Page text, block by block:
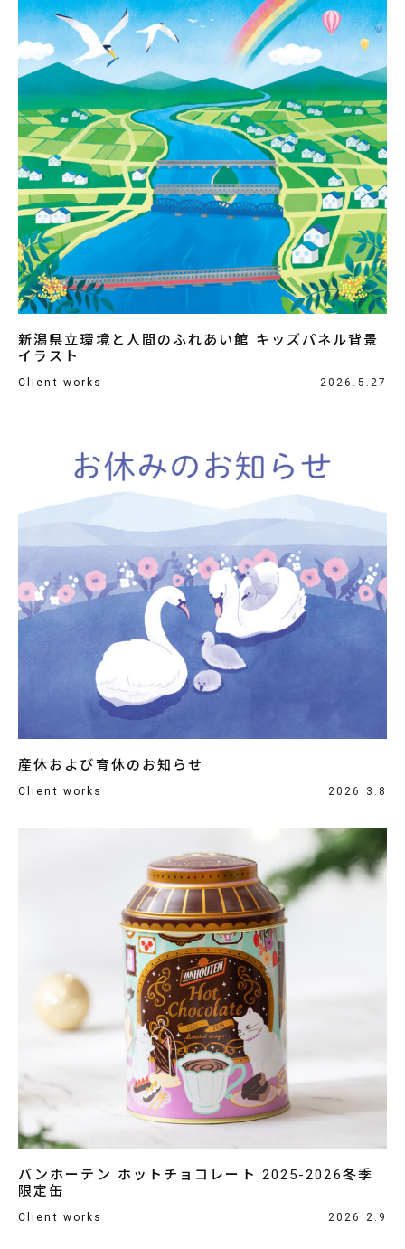
新潟県立環境と人間のふれあい館 キッズパネル背景
イラスト
Client works 2026.5.27
産休および育休のお知らせ
Client works 2026.3.8
バンホーテン ホットチョコレート 2025-2026冬季
限定缶
Client works 2026.2.9